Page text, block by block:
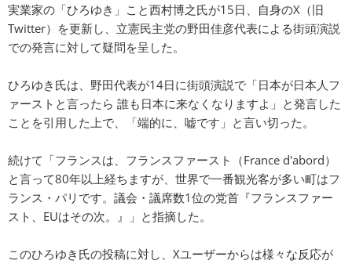
実業家の「ひろゆき」こと西村博之氏が15日、自身のX（旧
Twitter）を更新し、立憲民主党の野田佳彦代表による街頭演説
での発言に対して疑問を呈した。
ひろゆき氏は、野田代表が14日に街頭演説で「日本が日本人フ
ァーストと言ったら 誰も日本に来なくなりますよ」と発言した
ことを引用した上で、「端的に、嘘です」と言い切った。
続けて「フランスは、フランスファースト（France d'abord）
と言って80年以上経ちますが、世界で一番観光客が多い町はフ
ランス・パリです。議会・議席数1位の党首『フランスファー
スト、EUはその次。』」と指摘した。
このひろゆき氏の投稿に対し、Xユーザーからは様々な反応が